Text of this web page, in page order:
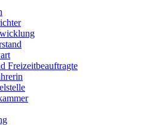
Freizeitbeauftragte